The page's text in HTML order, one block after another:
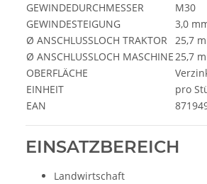
GEWINDEDURCHMESSER
M30
GEWINDESTEIGUNG
3,0
Ø ANSCHLUSSLOCH TRAKTOR 25,7
Ø ANSCHLUSSLOCH MASCHINE25,7
OBERFLÄCHE
EINHEIT
pro
EAN
EINSATZBEREICH
Landwirtschaft